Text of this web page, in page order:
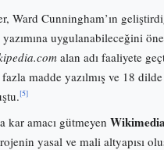
Ward Cunningham’ın
uygulanabileceğini
alan adı faaliyete
madde yazılmış ve 18
[5]
kar amacı gütmeyen
yasal ve mali altyapısı